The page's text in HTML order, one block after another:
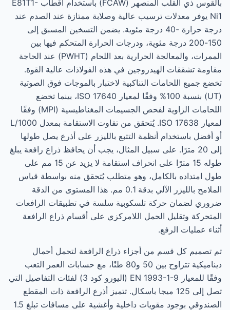
بالقوس ذي القلب المنصهر (FCAW) باستخدام أقطاب E81T1-
Ni1 يوفر معدلات ترسيب عالية وصلابة ممتازة عند الصدم عند
درجة حرارة -40 درجة مئوية. يضمن التسخين المسبق إلى
150-200 درجة مئوية، ودرجات الحرارة المتحكم فيها بين
الممرات، والمعالجة الحرارية بعد اللحام (PWHT) عند الحاجة
مقاومة تشققات الهيدروجين في هذه الفولاذات عالية القوة.
تخضع جميع اللحامات التناكبية لاختبار بالموجات فوق الصوتية
(UT) بنسبة 100% وفقًا لمعيار ISO 17640، بينما تخضع
اللحامات الزاوية لفحص الجسيمات المغناطيسية (MPI) وفقًا
لمعيار ISO 17638. يُتحقق من تفاوت الاستقامة بمعدل L/1000
أو أفضل باستخدام أنظمة التتبع بالليزر على أذرع يصل طولها
إلى 20 مترًا. على سبيل المثال، يجب أن يحافظ ذراع رافعة يبلغ
طوله 15 مترًا على انحراف استقامة لا يزيد عن 15 مم على
طول امتداده بالكامل، وهو متطلب يُتحقق منه بواسطة قياس
الملامح بالليزر الآلي بدقة 0.1 مم. هذا المستوى من الدقة
ضروري لضمان حركة تلسكوبية سلسة في تطبيقات الرافعات
المتحركة وتقليل الحمل اللامركزي على أقسام ذراع الرافعة
أثناء عمليات الرفع.
تم تصميم كل قسم من أجزاء ذراع الرافعة لتحمل أحمال
ديناميكية تتراوح بين 50 و80 طنًا، مع حسابات العمر التعب
وفقًا للمعيار EN 1993-1-9 (اليورو كود 3) لفئات التفاصيل التي
تصل إلى 125 ميجا باسكال. تتميز أذرع الرافعة ذات المقطع
الصندوقي بوجود مقويات داخلية وأغشية على مسافات تبلغ 1.5